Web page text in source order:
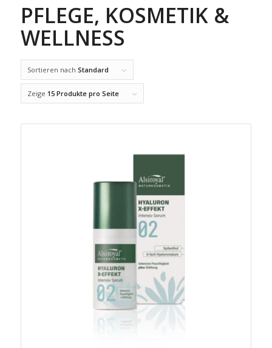
PFLEGE, KOSMETIK &
WELLNESS
Sortieren nach Standard
Zeige 15 Produkte pro Seite